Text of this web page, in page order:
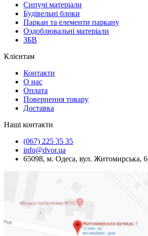
Сипучі матеріали
Будівельні блоки
Паркан та елементи паркану
Оздоблювальні матеріали
ЗБВ
Клієнтам
Контакти
О нас
Оплата
Повернення товару
Доставка
Наші контакти
(067) 225 35 35
info@dvor.ua
65098, м. Одеса, вул. Житомирська, 6